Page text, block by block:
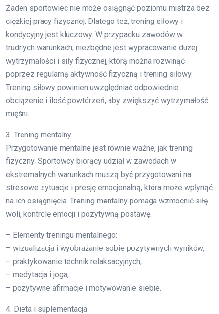
Żaden sportowiec nie może osiągnąć poziomu mistrza bez
ciężkiej pracy fizycznej. Dlatego też, trening siłowy i
kondycyjny jest kluczowy. W przypadku zawodów w
trudnych warunkach, niezbędne jest wypracowanie dużej
wytrzymałości i siły fizycznej, którą można rozwinąć
poprzez regularną aktywność fizyczną i trening siłowy.
Trening siłowy powinien uwzględniać odpowiednie
obciążenie i ilość powtórzeń, aby zwiększyć wytrzymałość
mięśni.
3. Trening mentalny
Przygotowanie mentalne jest równie ważne, jak trening
fizyczny. Sportowcy biorący udział w zawodach w
ekstremalnych warunkach muszą być przygotowani na
stresowe sytuacje i presję emocjonalną, która może wpłynąć
na ich osiągnięcia. Trening mentalny pomaga wzmocnić siłę
woli, kontrolę emocji i pozytywną postawę.
– Elementy treningu mentalnego:
– wizualizacja i wyobrażanie sobie pozytywnych wyników,
– praktykowanie technik relaksacyjnych,
– medytacja i joga,
– pozytywne afirmacje i motywowanie siebie.
4. Dieta i suplementacja